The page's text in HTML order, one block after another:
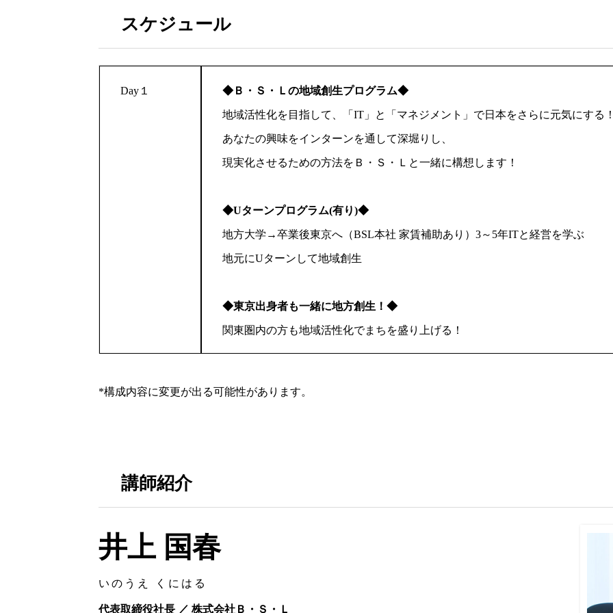
スケジュール
Day１ ◆Ｂ・Ｓ・Ｌの地域創生プログラム◆
地域活性化を目指して、「IT」と「マネジメント」で日本をさらに元気にする
あなたの興味をインターンを通して深堀りし、
現実化させるための方法をＢ・Ｓ・Ｌと一緒に構想します！
◆Uターンプログラム(有り)◆
地方大学→卒業後東京へ（BSL本社 家賃補助あり）3～5年ITと経営を学ぶ
地元にUターンして地域創生
◆東京出身者も一緒に地方創生！◆
関東圏内の方も地域活性化でまちを盛り上げる！
*構成内容に変更が出る可能性があります。
講師紹介
井上 国春
いのうえ くにはる
代表取締役社長 ／ 株式会社Ｂ・Ｓ・Ｌ